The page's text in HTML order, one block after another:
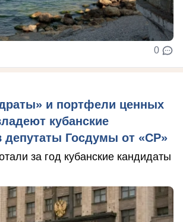
0
и портфели ценных
кубанские
депутаты Госдумы от «СР»
за год кубанские кандидаты